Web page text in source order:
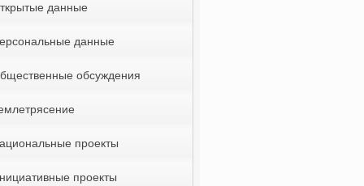
данные
данные
обсуждения
проекты
проекты